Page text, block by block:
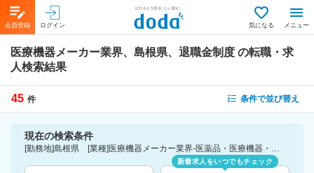
会員登録 ログイン 気になる メニュー
医療機器メーカー業界、島根県、退職金制度 の転職・求
人検索結果
45 件 条件で並び替え
現在の検索条件
[勤務地]島根県 [業種]医療機器メーカー業界-医薬品・医療機器・ライフサイエンス・医療系サービス [詳細条件](待遇・福利厚生)退職金制度
新着求人をいつでもチェック